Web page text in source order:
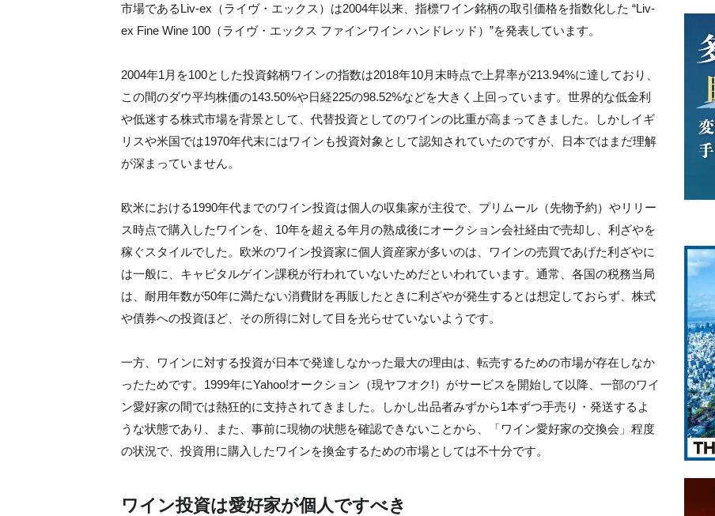
市場であるLiv-ex（ライヴ・エックス）は2004年以来、指標ワイン銘柄の取引価格を指数化した “Liv-
ex Fine Wine 100（ライヴ・エックス ファインワイン ハンドレッド）”を発表しています。
2004年1月を100とした投資銘柄ワインの指数は2018年10月末時点で上昇率が213.94%に達しており、
この間のダウ平均株価の143.50%や日経225の98.52%などを大きく上回っています。世界的な低金利
や低迷する株式市場を背景として、代替投資としてのワインの比重が高まってきました。しかしイギ
リスや米国では1970年代末にはワインも投資対象として認知されていたのですが、日本ではまだ理解
が深まっていません。
欧米における1990年代までのワイン投資は個人の収集家が主役で、プリムール（先物予約）やリリー
ス時点で購入したワインを、10年を超える年月の熟成後にオークション会社経由で売却し、利ざやを
稼ぐスタイルでした。欧米のワイン投資家に個人資産家が多いのは、ワインの売買であげた利ざやに
は一般に、キャピタルゲイン課税が行われていないためだといわれています。通常、各国の税務当局
は、耐用年数が50年に満たない消費財を再販したときに利ざやが発生するとは想定しておらず、株式
や債券への投資ほど、その所得に対して目を光らせていないようです。
一方、ワインに対する投資が日本で発達しなかった最大の理由は、転売するための市場が存在しなか
ったためです。1999年にYahoo!オークション（現ヤフオク!）がサービスを開始して以降、一部のワイ
ン愛好家の間では熱狂的に支持されてきました。しかし出品者みずから1本ずつ手売り・発送するよ
うな状態であり、また、事前に現物の状態を確認できないことから、「ワイン愛好家の交換会」程度
の状況で、投資用に購入したワインを換金するための市場としては不十分です。
ワイン投資は愛好家が個人ですべき